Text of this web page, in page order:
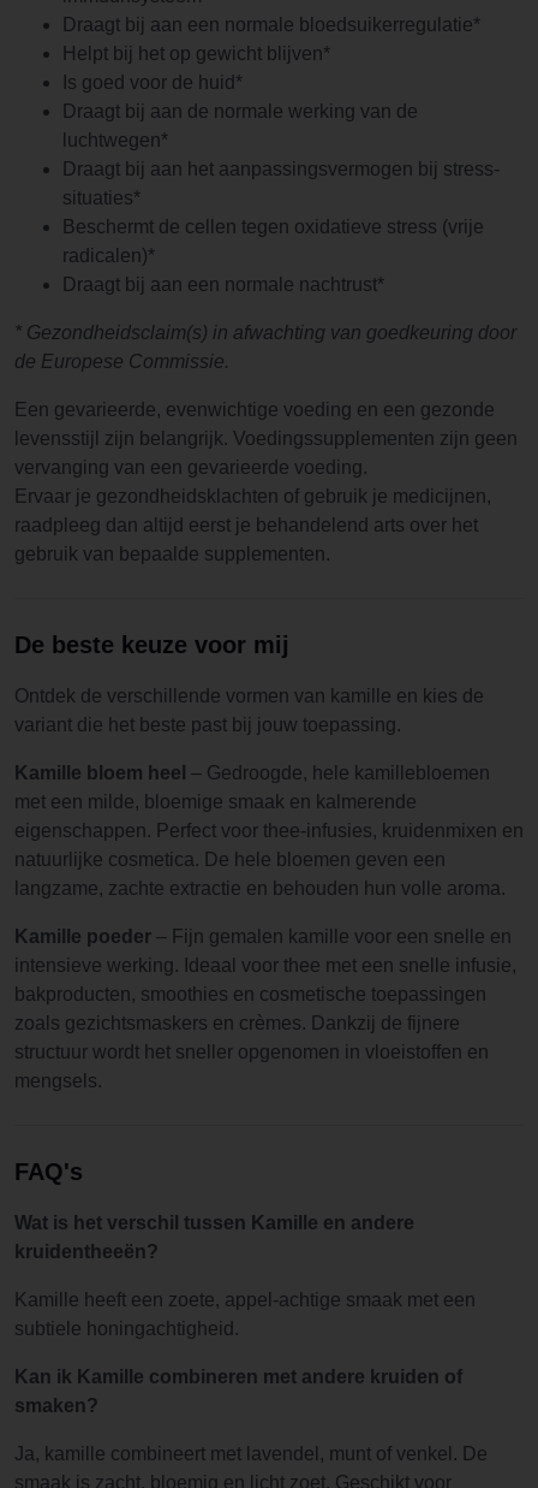
Draagt bij aan een normale bloedsuikerregulatie*
Helpt bij het op gewicht blijven*
Is goed voor de huid*
Draagt bij aan de normale werking van de
luchtwegen*
Draagt bij aan het aanpassingsvermogen bij stress-
situaties*
Beschermt de cellen tegen oxidatieve stress (vrije
radicalen)*
Draagt bij aan een normale nachtrust*
* Gezondheidsclaim(s) in afwachting van goedkeuring door
de Europese Commissie.
Een gevarieerde, evenwichtige voeding en een gezonde
levensstijl zijn belangrijk. Voedingssupplementen zijn geen
vervanging van een gevarieerde voeding.
Ervaar je gezondheidsklachten of gebruik je medicijnen,
raadpleeg dan altijd eerst je behandelend arts over het
gebruik van bepaalde supplementen.
De beste keuze voor mij
Ontdek de verschillende vormen van kamille en kies de
variant die het beste past bij jouw toepassing.
Kamille bloem heel – Gedroogde, hele kamillebloemen
met een milde, bloemige smaak en kalmerende
eigenschappen. Perfect voor thee-infusies, kruidenmixen en
natuurlijke cosmetica. De hele bloemen geven een
langzame, zachte extractie en behouden hun volle aroma.
Kamille poeder – Fijn gemalen kamille voor een snelle en
intensieve werking. Ideaal voor thee met een snelle infusie,
bakproducten, smoothies en cosmetische toepassingen
zoals gezichtsmaskers en crèmes. Dankzij de fijnere
structuur wordt het sneller opgenomen in vloeistoffen en
mengsels.
FAQ's
Wat is het verschil tussen Kamille en andere
kruidentheeën?
Kamille heeft een zoete, appel-achtige smaak met een
subtiele honingachtigheid.
Kan ik Kamille combineren met andere kruiden of
smaken?
Ja, kamille combineert met lavendel, munt of venkel. De
smaak is zacht, bloemig en licht zoet. Geschikt voor